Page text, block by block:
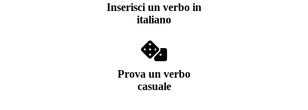
Inserisci un verbo in
italiano
Prova un verbo
casuale